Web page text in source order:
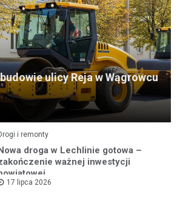
ulicy Reja w Wągrowcu
i remonty
droga w Lechlinie gotowa –
ważnej inwestycji
17 lipca 2026